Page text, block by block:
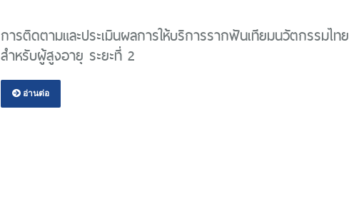
การติดตามและประเมินผลการให้บริการรากฟันเทียมนวัตกรรมไทย
สำหรับผู้สูงอายุ ระยะที่ 2
อ่านต่อ